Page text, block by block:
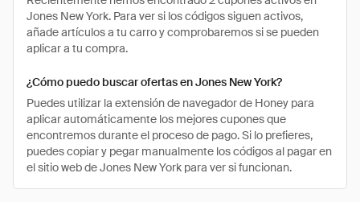
Jones New York. Para ver si los códigos siguen activos,
añade artículos a tu carro y comprobaremos si se pueden
aplicar a tu compra.
¿Cómo puedo buscar ofertas en Jones New York?
Puedes utilizar la extensión de navegador de Honey para
aplicar automáticamente los mejores cupones que
encontremos durante el proceso de pago. Si lo prefieres,
puedes copiar y pegar manualmente los códigos al pagar en
el sitio web de Jones New York para ver si funcionan.